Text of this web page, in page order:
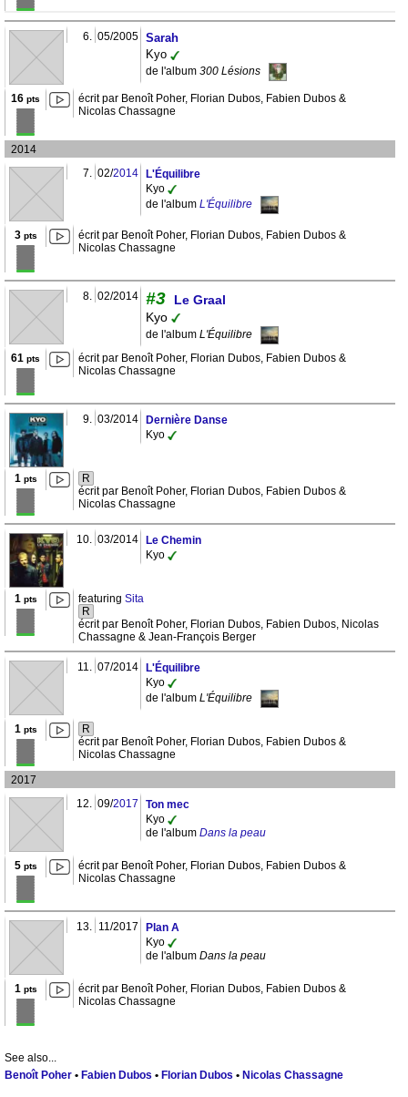
6. 05/2005 Sarah
Kyo
de l'album 300 Lésions
16 pts
écrit par Benoît Poher, Florian Dubos, Fabien Dubos &
Nicolas Chassagne
2014
7. 02/2014
L'Équilibre
Kyo
de l'album L'Équilibre
3pts
écrit par Benoît Poher, Florian Dubos, Fabien Dubos &
Nicolas Chassagne
8. 02/2014 #3
Le Graal
Kyo
de l'album L'Équilibre
61 pts
écrit par Benoît Poher, Florian Dubos, Fabien Dubos &
Nicolas Chassagne
9. 03/2014
Dernière Danse
Kyo
1 pts
R
écrit par Benoît Poher, Florian Dubos, Fabien Dubos &
Nicolas Chassagne
10. 03/2014
Le Chemin
Kyo
1 pts featuring Sita
R
écrit par Benoît Poher, Florian Dubos, Fabien Dubos, Nicolas
Chassagne & Jean-François Berger
11. 07/2014
L'Équilibre
Kyo
de l'album L'Équilibre
1 pts
R
écrit par Benoît Poher, Florian Dubos, Fabien Dubos &
Nicolas Chassagne
2017
12. 09/2017
Ton mec
Kyo
de l'album Dans la peau
5pts
écrit par Benoît Poher, Florian Dubos, Fabien Dubos &
Nicolas Chassagne
13. 11/2017
Plan A
Kyo
de l'album Dans la peau
1 pts
écrit par Benoît Poher, Florian Dubos, Fabien Dubos &
Nicolas Chassagne
See also...
Benoît Poher • Fabien Dubos • Florian Dubos • Nicolas Chassagne